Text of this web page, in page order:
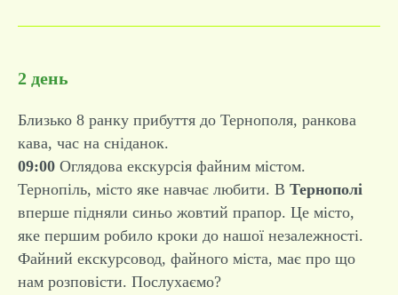
2 день
Близько 8 ранку прибуття до Тернополя, ранкова
кава, час на сніданок.
09:00 Оглядова екскурсія файним містом.
Тернопіль, місто яке навчає любити. В Тернополі
вперше підняли синьо жовтий прапор. Це місто,
яке першим робило кроки до нашої незалежності.
Файний екскурсовод, файного міста, має про що
нам розповісти. Послухаємо?